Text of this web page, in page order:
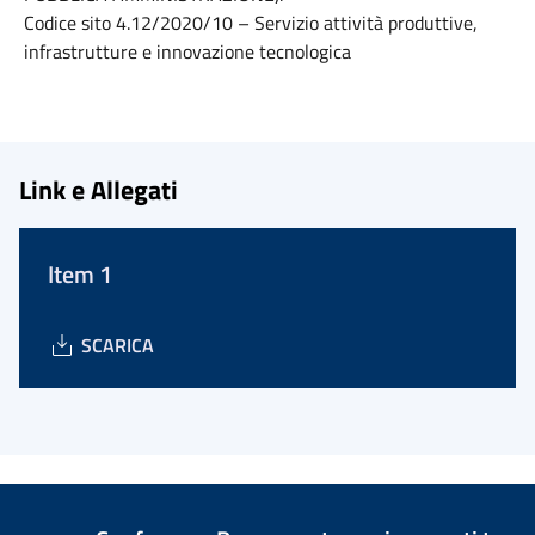
Codice sito 4.12/2020/10 – Servizio attività produttive,
infrastrutture e innovazione tecnologica
Link e Allegati
Item 1
SCARICA